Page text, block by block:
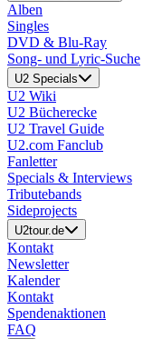
Alben
Singles
DVD & Blu-Ray
Song- und Lyric-Suche
U2 Specials
U2 Wiki
U2 Bücherecke
U2 Travel Guide
U2.com Fanclub
Fanletter
Specials & Interviews
Tributebands
Sideprojects
U2tour.de
Kontakt
Newsletter
Kalender
Kontakt
Spendenaktionen
FAQ